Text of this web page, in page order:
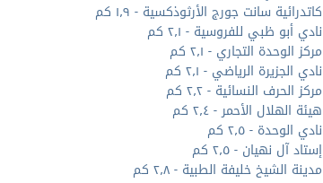
كاتدرائية سانت جورج الأرثوذكسية - ١٫٩ كم
نادي أبو ظبي للفروسية - ٢٫١ كم
مركز الوحدة التجاري - ٢٫١ كم
نادي الجزيرة الرياضي - ٢٫١ كم
مركز الحرف النسائية - ٢٫٢ كم
هيئة الهلال الأحمر - ٢٫٤ كم
نادي الوحدة - ٢٫٥ كم
إستاد آل نهيان - ٢٫٥ كم
مدينة الشيخ خليفة الطبية - ٢٫٨ كم